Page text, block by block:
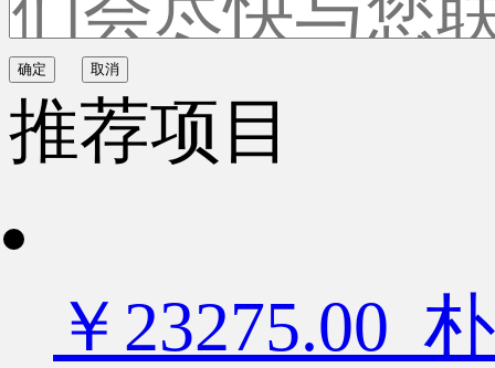
确定 取消
推荐项目
￥23275.00